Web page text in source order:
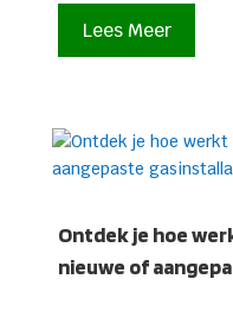
Lees Meer
Ontdek je hoe
nieuwe of